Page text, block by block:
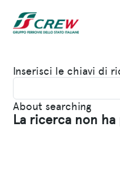
Inserisci le chiavi di
About searching
La ricerca non